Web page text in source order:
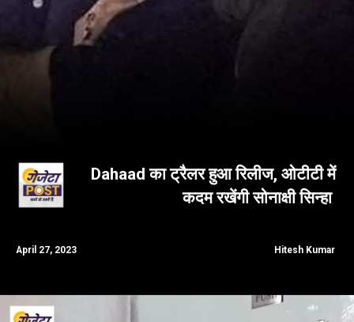
Dahaad का ट्रैलर हुआ रिलीज, ओटीटी में
कदम रखेंगी सोनाक्षी सिन्हा
April 27, 2023 Hitesh Kumar